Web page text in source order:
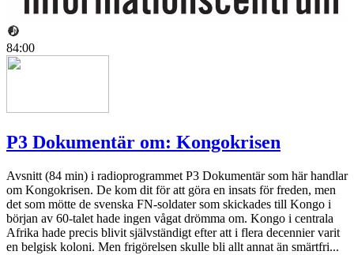
84:00
P3 Dokumentär om: Kongokrisen
Avsnitt (84 min) i radioprogrammet P3 Dokumentär som här handlar
om Kongokrisen. De kom dit för att göra en insats för freden, men
det som mötte de svenska FN-soldater som skickades till Kongo i
början av 60-talet hade ingen vågat drömma om. Kongo i centrala
Afrika hade precis blivit självständigt efter att i flera decennier varit
en belgisk koloni. Men frigörelsen skulle bli allt annat än smärtfri...